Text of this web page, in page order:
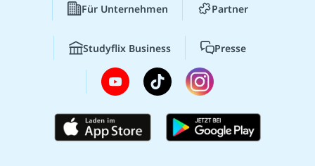
Für Unternehmen Partner
Studyflix Business Presse